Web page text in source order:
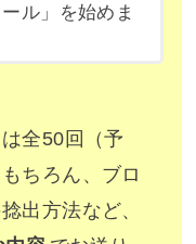
ル」を始めま
全50回（予
ちろん、ブロ
出方法など、